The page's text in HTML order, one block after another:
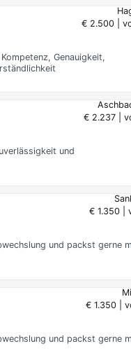
€ 2.500 |
Genauigkeit,
€ 2.237 |
und
€ 1.350 |
und packst gerne
€ 1.350 |
und packst gerne